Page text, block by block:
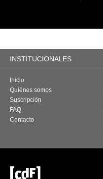
INSTITUCIONALES
Inicio
Quiénes somos
Suscripción
FAQ
Contacto